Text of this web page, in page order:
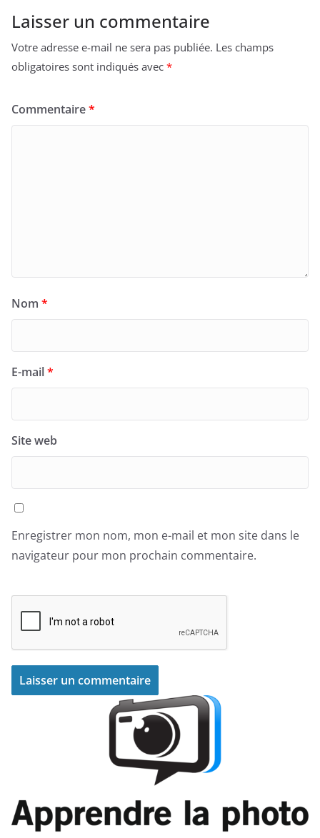
Laisser un commentaire
Votre adresse e-mail ne sera pas publiée. Les champs
obligatoires sont indiqués avec *
Commentaire*
Nom *
E-mail*
Site web
Enregistrer mon nom, mon e-mail et mon site dans le
navigateur pour mon prochain commentaire.